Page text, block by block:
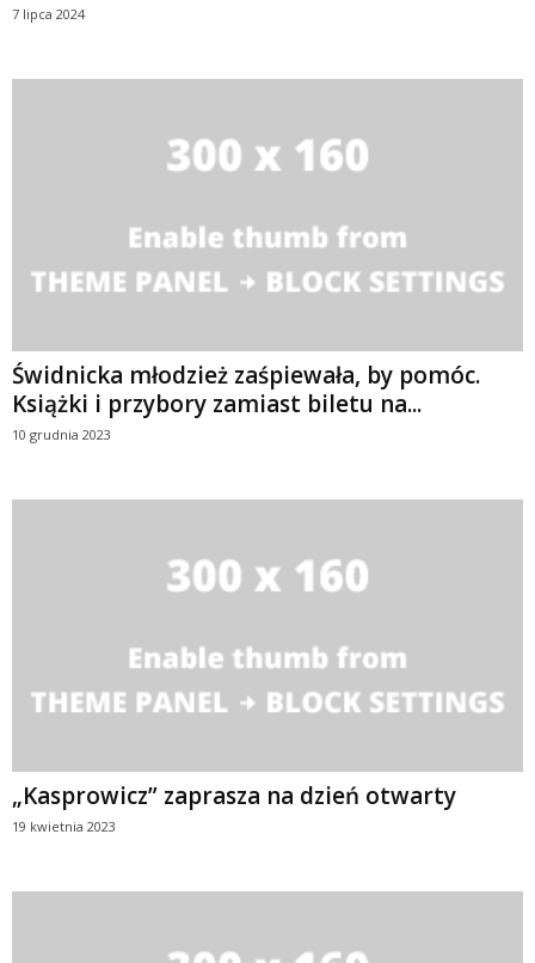
7 lipca 2024
Świdnicka młodzież zaśpiewała, by pomóc.
Książki i przybory zamiast biletu na...
10 grudnia 2023
„Kasprowicz” zaprasza na dzień otwarty
19 kwietnia 2023